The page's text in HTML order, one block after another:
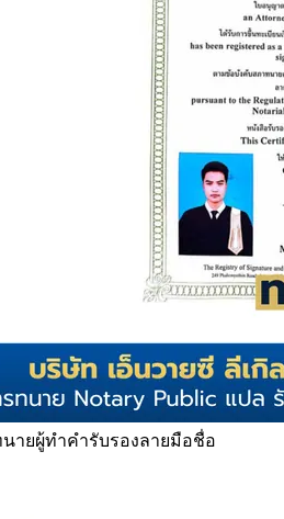
ายผู้ทำคำรับรองลายมือชื่อ